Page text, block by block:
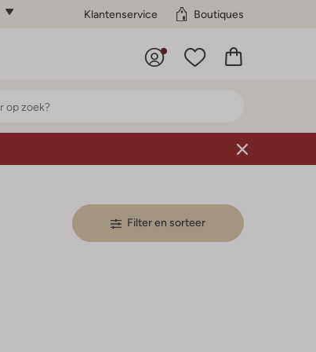
Klantenservice Boutiques
Filter en sorteer